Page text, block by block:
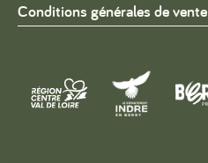
Conditions générales de vente